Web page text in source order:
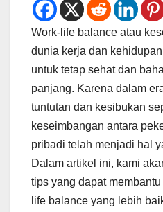
Work-life balance atau
dunia kerja dan
untuk tetap sehat dan
panjang. Karena dalam
tuntutan dan kesibukan
keseimbangan antara
pribadi telah menjadi hal
Dalam artikel ini, kami
tips yang dapat
life balance yang lebih